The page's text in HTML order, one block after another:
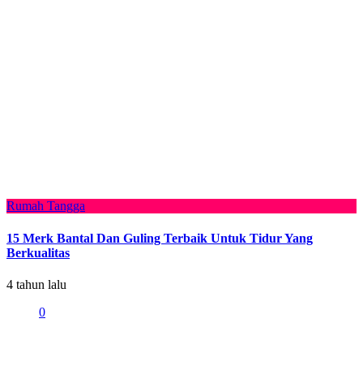
Rumah Tangga
15 Merk Bantal Dan Guling Terbaik Untuk Tidur Yang
Berkualitas
4 tahun lalu
0